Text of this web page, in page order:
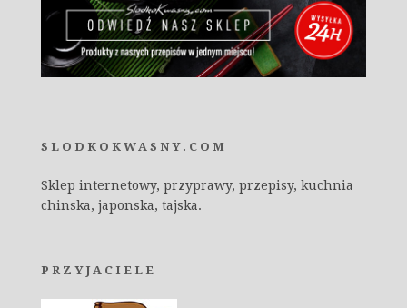
SLODKOKWASNY.COM
Sklep internetowy, przyprawy, przepisy, kuchnia
chinska, japonska, tajska.
PRZYJACIELE